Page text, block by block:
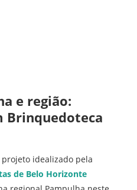
e região:
Brinquedoteca
idealizado pela
de Belo Horizonte